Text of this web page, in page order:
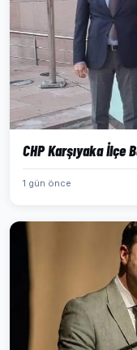
CHP Karşıyaka İlçe
1 gün önce